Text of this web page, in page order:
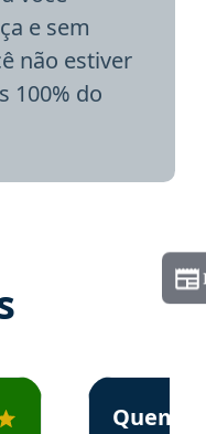
e sem
não estiver
100% do
Concursos em
Estudante
Quem